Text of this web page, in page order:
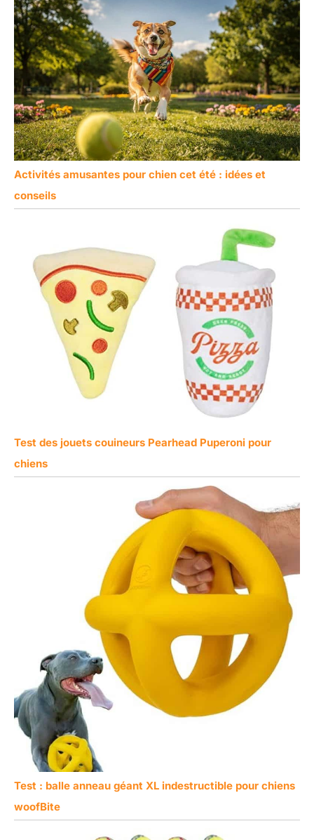
Activités amusantes pour chien cet été : idées et
conseils
Test des jouets couineurs Pearhead Puperoni pour
chiens
Test : balle anneau géant XL indestructible pour chiens
woofBite